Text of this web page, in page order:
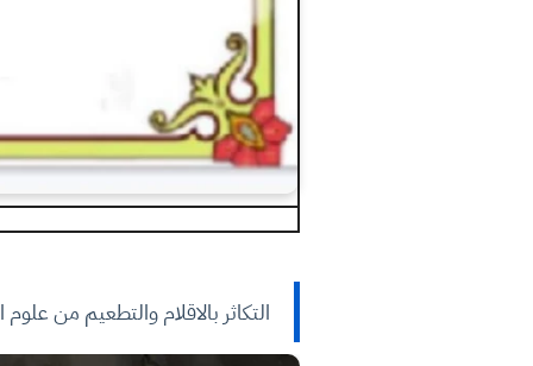
التكاثر بالاقلام والتطعيم من